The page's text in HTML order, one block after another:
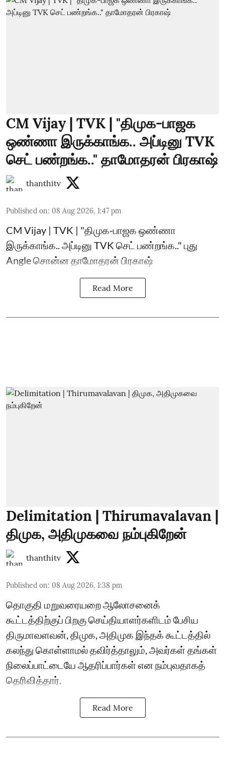
CM Vijay | TVK | "திமுக-பாஜக
ஒண்ணா இருக்காங்க.. அப்டினு TVK
செட் பண்றங்க.." தாமோதரன் பிரகாஷ்
thanthitv
Published on: 08 Aug 2026, 1:47 pm
CM Vijay | TVK | "திமுக-பாஜக ஒண்ணா
இருக்காங்க.. அப்டினு TVK செட் பண்றங்க.." புது
Angle சொன்ன தாமோதரன் பிரகாஷ்
Read More
Delimitation | Thirumavalavan |
திமுக, அதிமுகவை நம்புகிறேன்
thanthitv
Published on: 08 Aug 2026, 1:38 pm
தொகுதி மறுவரையறை ஆலோசனைக்
கூட்டத்திற்குப் பிறகு செய்தியாளர்களிடம் பேசிய
திருமாவளவன், திமுக, அதிமுக இந்தக் கூட்டத்தில்
கலந்து கொள்ளாமல் தவிர்த்தாலும், அவர்கள் தங்கள்
நிலைப்பாட்டையே ஆதரிப்பார்கள் என நம்புவதாகத்
தெரிவித்தார்.
Read More